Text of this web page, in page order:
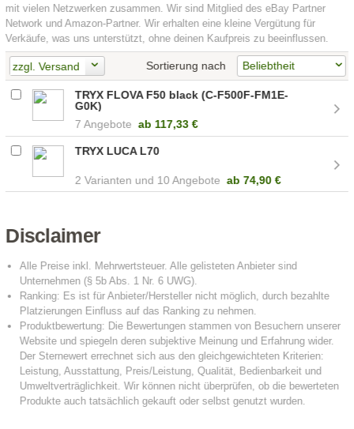
mit vielen Netzwerken zusammen. Wir sind Mitglied des eBay Partner
Network und Amazon-Partner. Wir erhalten eine kleine Vergütung für
Verkäufe, was uns unterstützt, ohne deinen Kaufpreis zu beeinflussen.
zzgl. Versand Sortierung nach
TRYX FLOVA F50 black (C-F500F-FM1E-
G0K)
7 Angebote ab 117,33 €
TRYX LUCA L70
2 10 Angebote ab 74,90 €
Disclaimer